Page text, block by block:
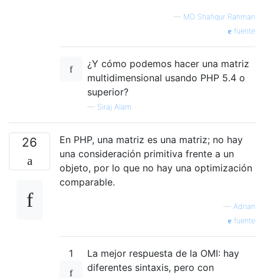
— MD Shafiqur Rahman
fuente
¿Y cómo podemos hacer una matriz
multidimensional usando PHP 5.4 o
superior?
— Siraj Alam
26
En PHP, una matriz es una matriz; no hay
una consideración primitiva frente a un
objeto, por lo que no hay una optimización
comparable.
— Adrian
fuente
1
La mejor respuesta de la OMI: hay
diferentes sintaxis, pero con